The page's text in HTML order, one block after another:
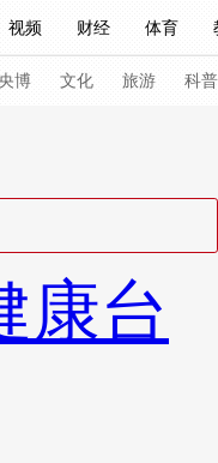
视频 财经 体育
央视快评 习式妙语
微视频 主持人
博 文化 旅游 科普
天天学习 习式妙语
康台